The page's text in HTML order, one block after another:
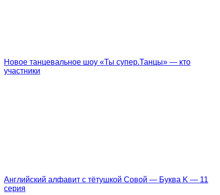
Новое танцевальное шоу «Ты супер.Танцы» — кто
участники
Английский алфавит с тётушкой Совой — Буква K — 11
серия